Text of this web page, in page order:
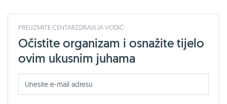
PREUZMITE CENTARZDRAVLJA VODIČ
Očistite organizam i osnažite tijelo
ovim ukusnim juhama